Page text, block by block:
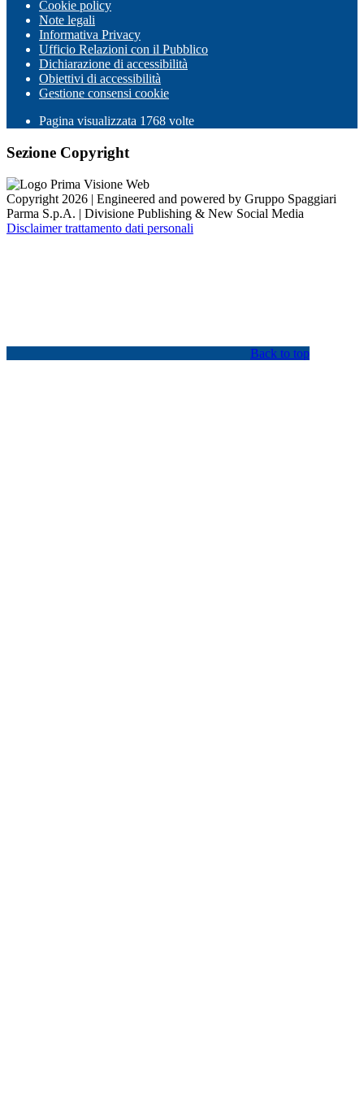
Cookie policy
Note legali
Informativa Privacy
Ufficio Relazioni con il Pubblico
Dichiarazione di accessibilità
Obiettivi di accessibilità
Gestione consensi cookie
Pagina visualizzata 1768 volte
Sezione Copyright
Copyright 2026 | Engineered and powered by Gruppo Spaggiari
Parma S.p.A. | Divisione Publishing & New Social Media
Disclaimer trattamento dati personali
Back to top